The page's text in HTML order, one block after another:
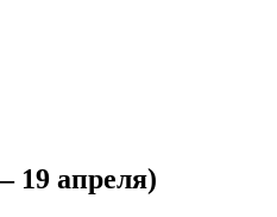
19 апреля)